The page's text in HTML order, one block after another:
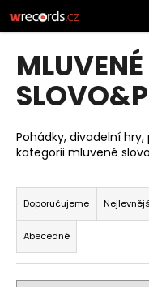
na
obsah
MLUVENÉ
Pohádky, divadelní
kategorii mluvené
Ř
a
z
e
n
Doporučujeme
Abecedně
K
o
C
o
p
o
ř
e
b
u
j